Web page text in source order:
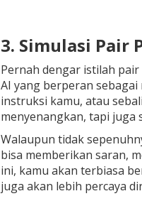
3. Simulasi Pair
Pernah dengar istilah
AI yang berperan
instruksi kamu, atau
menyenangkan, tapi juga
Walaupun tidak
bisa memberikan saran,
ini, kamu akan terbiasa
juga akan lebih percaya